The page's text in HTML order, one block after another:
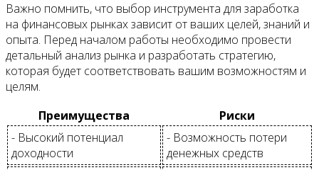
Важно помнить, что выбор инструмента для заработка
на финансовых рынках зависит от ваших целей, знаний и
опыта. Перед началом работы необходимо провести
детальный анализ рынка и разработать стратегию,
которая будет соответствовать вашим возможностям и
целям.
Преимущества
Риски
- Высокий потенциал
доходности
- Возможность потери
денежных средств